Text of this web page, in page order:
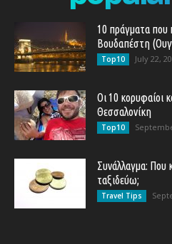
10 πράγματα που
Βουδαπέστη
Top10 July 22,
Οι 10 κορυφαίοι
Θεσσαλονίκη
Top10
Συνάλλαγμα: Που
ταξιδεύω;
Travel Tips